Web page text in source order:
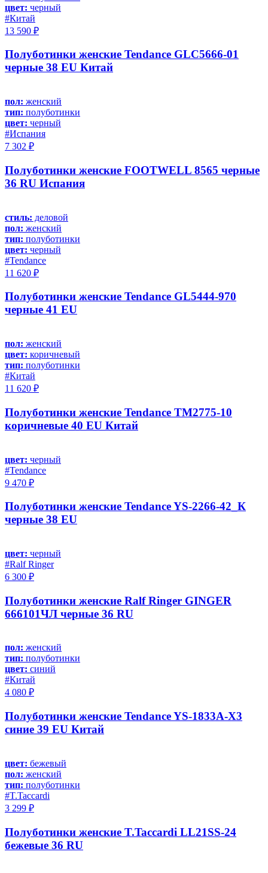
цвет: черный
#Китай
13 590 ₽
Полуботинки женские Tendance GLC5666-01
черные 38 EU Китай
пол: женский
тип: полуботинки
цвет: черный
#Испания
7 302 ₽
Полуботинки женские FOOTWELL 8565 черные
36 RU Испания
стиль: деловой
пол: женский
тип: полуботинки
цвет: черный
#Tendance
11 620 ₽
Полуботинки женские Tendance GL5444-970
черные 41 EU
пол: женский
цвет: коричневый
тип: полуботинки
#Китай
11 620 ₽
Полуботинки женские Tendance TM2775-10
коричневые 40 EU Китай
цвет: черный
#Tendance
9 470 ₽
Полуботинки женские Tendance YS-2266-42_К
черные 38 EU
цвет: черный
#Ralf Ringer
6 300 ₽
Полуботинки женские Ralf Ringer GINGER
666101ЧЛ черные 36 RU
пол: женский
тип: полуботинки
цвет: синий
#Китай
4 080 ₽
Полуботинки женские Tendance YS-1833A-X3
синие 39 EU Китай
цвет: бежевый
пол: женский
тип: полуботинки
#T.Taccardi
3 299 ₽
Полуботинки женские T.Taccardi LL21SS-24
бежевые 36 RU